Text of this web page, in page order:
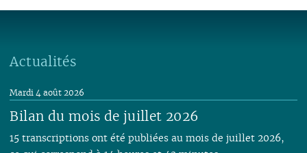
Actualités
Bilan du mois de juillet 2026
Mardi 4 août 2026
15 transcriptions ont été publiées au mois de juillet 2026,